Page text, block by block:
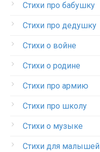
Стихи про бабушку
Стихи про дедушку
Стихи о войне
Стихи о родине
Стихи про армию
Стихи про школу
Стихи о музыке
Стихи для малышей